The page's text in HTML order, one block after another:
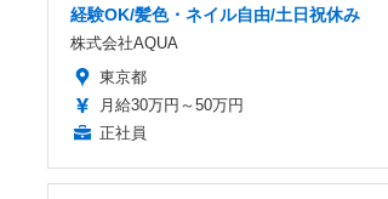
経験OK/髪色・ネイル自由/土日祝休み
株式会社AQUA
東京都
月給30万円～50万円
正社員